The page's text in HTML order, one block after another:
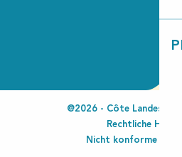
@2026 - Côte Landes
Rechtliche
Nicht konforme